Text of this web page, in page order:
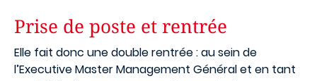
Prise de poste et rentrée
Elle fait donc une double rentrée : au sein de
l’Executive Master Management Général et en tant